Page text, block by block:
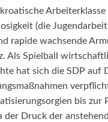
(die
rapide wachsende
Als Spielball
hat sich die SDP auf
bis zur
der Druck der